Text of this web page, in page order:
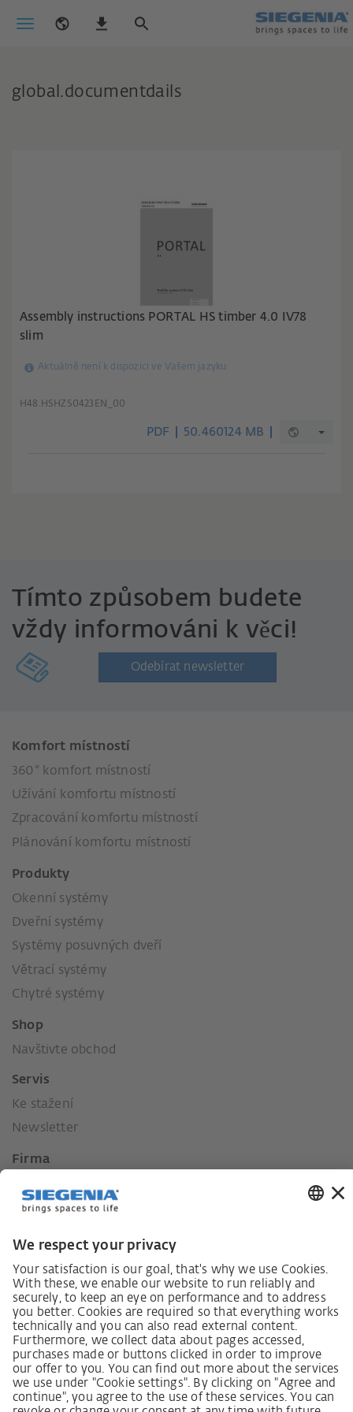
global.documentdails
Assembly instructions PORTAL HS timber 4.0 IV78
slim
Aktuálně není k dispozici ve Vašem jazyku
H48.HSHZS0423EN_00
PDF 50.460124 MB
Tímto způsobem budete
vždy informováni k věci!
Odebírat newsletter
Komfort místností
360° komfort místností
Užívání komfortu místností
Zpracování komfortu místností
Plánování komfortu místností
Produkty
Okenní systémy
Dveřní systémy
Systémy posuvných dveří
Větrací systémy
Chytré systémy
Shop
Navštivte obchod
Servis
Ke stažení
Newsletter
Firma
Tisk
Naše hodnoty
Sociální závazek